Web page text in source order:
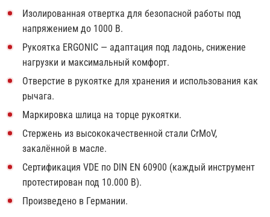
Изолированная отвертка для безопасной работы под
напряжением до 1000 В.
Рукоятка ERGONIC — адаптация под ладонь, снижение
нагрузки и максимальный комфорт.
Отверстие в рукоятке для хранения и использования как
рычага.
Маркировка шлица на торце рукоятки.
Стержень из высококачественной стали CrMoV,
закалённой в масле.
Сертификация VDE по DIN EN 60900 (каждый инструмент
протестирован под 10.000 В).
Произведено в Германии.